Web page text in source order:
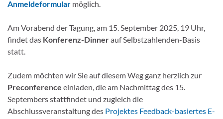
Anmeldeformular möglich.
Am Vorabend der Tagung, am 15. September 2025, 19 Uhr,
findet das Konferenz-Dinnerauf Selbstzahlenden-Basis
statt.
Zudem möchten wir Sie auf diesem Weg ganz herzlich zur
Preconference einladen, die am Nachmittag des 15.
Septembers stattfindet und zugleich die
Abschlussveranstaltung des Projektes Feedback-basiertes E-